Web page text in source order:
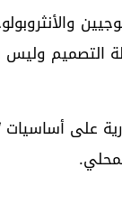
التصميم
على أساسيات